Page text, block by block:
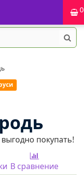
0
покупать!
В сравнение